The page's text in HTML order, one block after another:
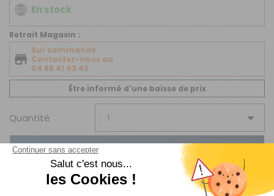
En stock
Retrait Magasin :
Sur commande
Contactez-nous au
04 68 41 42 42
Être informé d'une baisse de prix
Quantité
AJOUTER AU PANIER
Disponible en livraison : En stock